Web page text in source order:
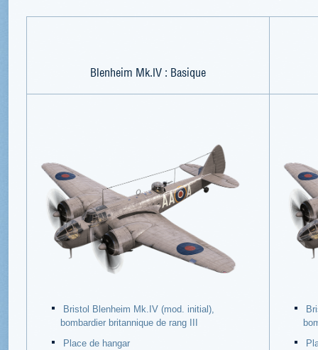
Blenheim Mk.IV : Basique
Bristol Blenheim Mk.IV (mod. initial),
bombardier britannique de rang III
Place de hangar